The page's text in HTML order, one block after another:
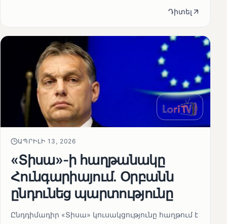
Դիտել
ԱՊՐԻԼԻ 13, 2026
«Տիսա»-ի հաղթանակը
Հունգարիայում․ Օրբանն
ընդունեց պարտությունը
Ընդդիմադիր «Տիսա» կուսակցությունը հաղթում է